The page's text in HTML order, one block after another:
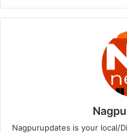
Nagpurupdates is your local/